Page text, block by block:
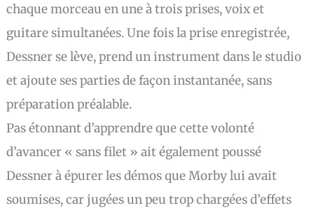
chaque morceau en une à trois prises, voix et
guitare simultanées. Une fois la prise enregistrée,
Dessner se lève, prend un instrument dans le studio
et ajoute ses parties de façon instantanée, sans
préparation préalable.
Pas étonnant d’apprendre que cette volonté
d’avancer « sans filet » ait également poussé
Dessner à épurer les démos que Morby lui avait
soumises, car jugées un peu trop chargées d’effets